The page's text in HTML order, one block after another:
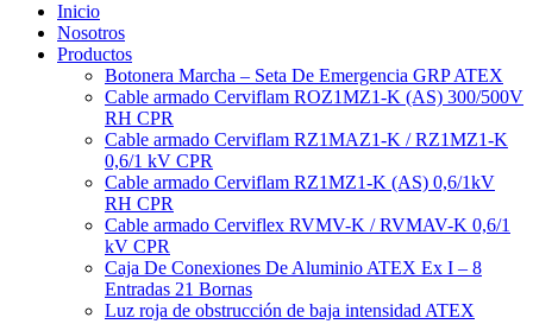
Inicio
Nosotros
Productos
Botonera Marcha – Seta De Emergencia GRP ATEX
Cable armado Cerviflam ROZ1MZ1-K (AS) 300/500V
RH CPR
Cable armado Cerviflam RZ1MAZ1-K / RZ1MZ1-K
0,6/1 kV CPR
Cable armado Cerviflam RZ1MZ1-K (AS) 0,6/1kV
RH CPR
Cable armado Cerviflex RVMV-K / RVMAV-K 0,6/1
kV CPR
Caja De Conexiones De Aluminio ATEX Ex I – 8
Entradas 21 Bornas
Luz roja de obstrucción de baja intensidad ATEX